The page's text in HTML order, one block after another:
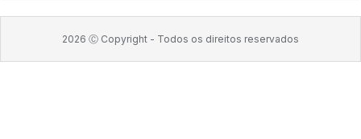
2026 Ⓒ Copyright - Todos os direitos reservados